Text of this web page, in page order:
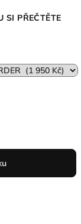
SI PŘEČTĚTE